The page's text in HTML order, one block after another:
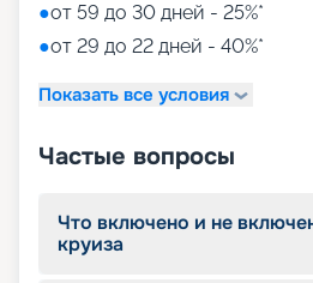
●от 59 до 30 дней - 25%*
●от 29 до 22 дней - 40%*
Показать все условия
Частые вопросы
Что включено и не
круиза